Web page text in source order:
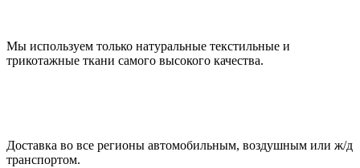
Мы используем только натуральные текстильные и
трикотажные ткани самого высокого качества.
Доставка во все регионы автомобильным, воздушным или ж/д
транспортом.